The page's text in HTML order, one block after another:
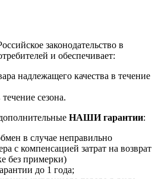
законодательство в
и обеспечивает:
надлежащего качества в течение
сезона.
НАШИ гарантии:
в случае неправильно
с компенсацией затрат на возврат
без примерки)
до 1 года;